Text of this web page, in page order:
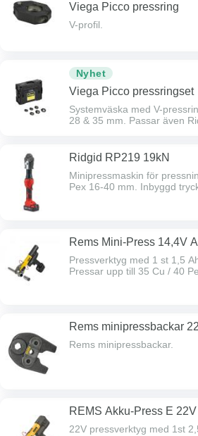
Viega Picco pressring
V-profil.
Nyhet
Viega Picco pressringset
Systemväska med V-
28 & 35 mm. Passar även Ridgid pressmaskiner 100-
Ridgid RP219 19kN
Minipressmaskin för
Pex 16-40 mm. Inbyggd
Rems Mini-Press 14,4V
Pressverktyg med 1 st 1,5
Pressar upp till 35 Cu / 40 Pex. Vikt 2,4 inkl.
Rems minipressbackar
Rems minipressbackar.
REMS Akku-Press E
22V pressverktyg med 1st